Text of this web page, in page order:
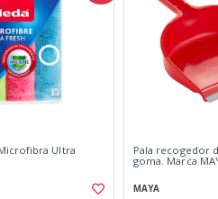
Ultra
Pala recogedor
goma. Marca
MAYA